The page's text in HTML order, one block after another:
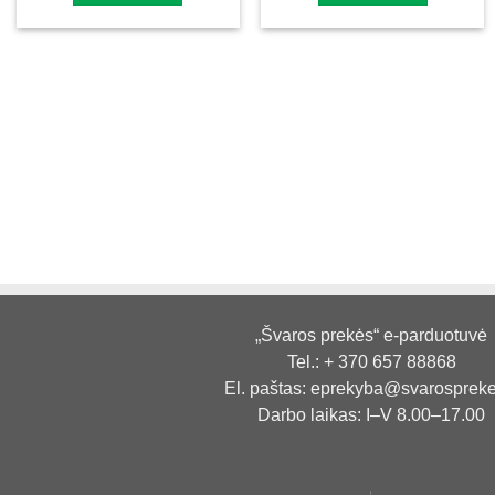
„Švaros prekės“ e-parduotuvė
Tel.: + 370 657 88868
El. paštas:
Darbo laikas: I–V 8.00–17.00